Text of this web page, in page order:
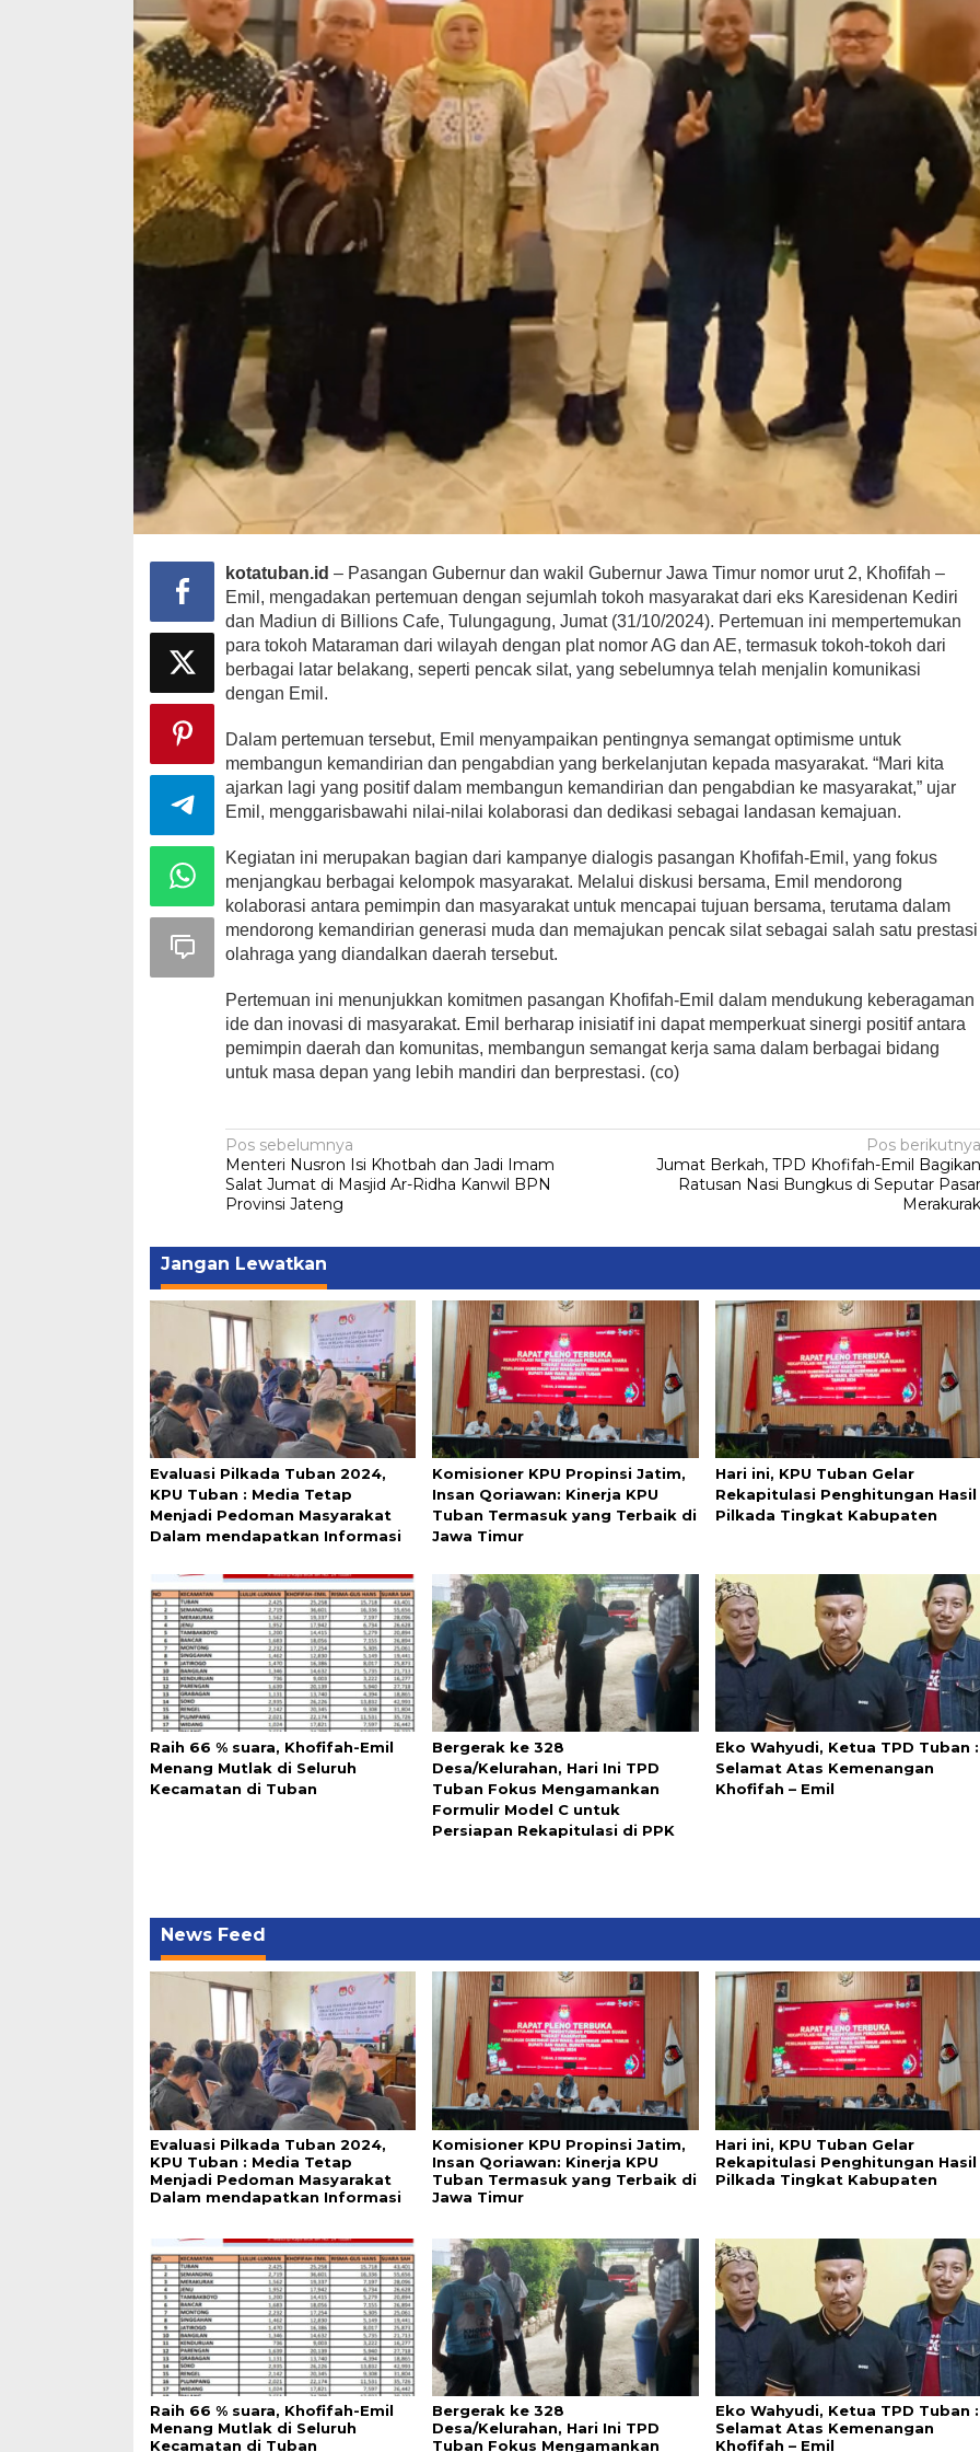
kotatuban.id – Pasangan Gubernur dan wakil Gubernur Jawa Timur nomor urut 2, Khofifah –
Emil, mengadakan pertemuan dengan sejumlah tokoh masyarakat dari eks Karesidenan Kediri
dan Madiun di Billions Cafe, Tulungagung, Jumat (31/10/2024). Pertemuan ini mempertemukan
para tokoh Mataraman dari wilayah dengan plat nomor AG dan AE, termasuk tokoh-tokoh dari
berbagai latar belakang, seperti pencak silat, yang sebelumnya telah menjalin komunikasi
dengan Emil.
Dalam pertemuan tersebut, Emil menyampaikan pentingnya semangat optimisme untuk
membangun kemandirian dan pengabdian yang berkelanjutan kepada masyarakat. “Mari kita
ajarkan lagi yang positif dalam membangun kemandirian dan pengabdian ke masyarakat,” ujar
Emil, menggarisbawahi nilai-nilai kolaborasi dan dedikasi sebagai landasan kemajuan.
Kegiatan ini merupakan bagian dari kampanye dialogis pasangan Khofifah-Emil, yang fokus
menjangkau berbagai kelompok masyarakat. Melalui diskusi bersama, Emil mendorong
kolaborasi antara pemimpin dan masyarakat untuk mencapai tujuan bersama, terutama dalam
mendorong kemandirian generasi muda dan memajukan pencak silat sebagai salah satu prestasi
olahraga yang diandalkan daerah tersebut.
Pertemuan ini menunjukkan komitmen pasangan Khofifah-Emil dalam mendukung keberagaman
ide dan inovasi di masyarakat. Emil berharap inisiatif ini dapat memperkuat sinergi positif antara
pemimpin daerah dan komunitas, membangun semangat kerja sama dalam berbagai bidang
untuk masa depan yang lebih mandiri dan berprestasi. (co)
Navigasi
pos
Pos sebelumnya
Menteri Nusron Isi Khotbah dan Jadi Imam
Salat Jumat di Masjid Ar-Ridha Kanwil BPN
Provinsi Jateng
Pos berikutnya
Jumat Berkah, TPD Khofifah-Emil Bagikan
Ratusan Nasi Bungkus di Seputar Pasar
Merakurak
Jangan Lewatkan
Evaluasi Pilkada Tuban 2024,
KPU Tuban : Media Tetap
Menjadi Pedoman Masyarakat
Dalam mendapatkan Informasi
Komisioner KPU Propinsi Jatim,
Insan Qoriawan: Kinerja KPU
Tuban Termasuk yang Terbaik di
Jawa Timur
Hari ini, KPU Tuban Gelar
Rekapitulasi Penghitungan Hasil
Pilkada Tingkat Kabupaten
Raih 66 % suara, Khofifah-Emil
Menang Mutlak di Seluruh
Kecamatan di Tuban
Bergerak ke 328
Desa/Kelurahan, Hari Ini TPD
Tuban Fokus Mengamankan
Formulir Model C untuk
Persiapan Rekapitulasi di PPK
Eko Wahyudi, Ketua TPD Tuban :
Selamat Atas Kemenangan
Khofifah – Emil
News Feed
Evaluasi Pilkada Tuban 2024,
KPU Tuban : Media Tetap
Menjadi Pedoman Masyarakat
Dalam mendapatkan Informasi
Komisioner KPU Propinsi Jatim,
Insan Qoriawan: Kinerja KPU
Tuban Termasuk yang Terbaik di
Jawa Timur
Hari ini, KPU Tuban Gelar
Rekapitulasi Penghitungan Hasil
Pilkada Tingkat Kabupaten
Raih 66 % suara, Khofifah-Emil
Menang Mutlak di Seluruh
Kecamatan di Tuban
Bergerak ke 328
Desa/Kelurahan, Hari Ini TPD
Tuban Fokus Mengamankan
Eko Wahyudi, Ketua TPD Tuban :
Selamat Atas Kemenangan
Khofifah – Emil